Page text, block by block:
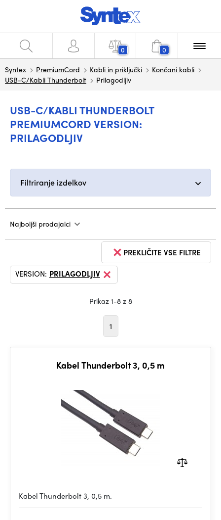
0 0
Syntex PremiumCord Kabli in priključki
Končani kabli
USB-C/Kabli Thunderbolt
Prilagodljiv
USB-C/KABLI THUNDERBOLT
PREMIUMCORD VERSION:
PRILAGODLJIV
Filtriranje izdelkov
Najboljši prodajalci
PREKLIČITE VSE FILTRE
VERSION: PRILAGODLJIV
Prikaz 1-8 z 8
1
Kabel Thunderbolt 3, 0,5 m
Kabel Thunderbolt 3, 0,5 m.